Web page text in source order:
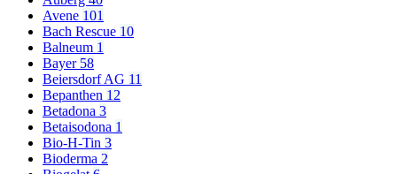
Avene 101
Bach Rescue 10
Balneum 1
Bayer 58
Beiersdorf AG 11
Bepanthen 12
Betadona 3
Betaisodona 1
Bio-H-Tin 3
Bioderma 2